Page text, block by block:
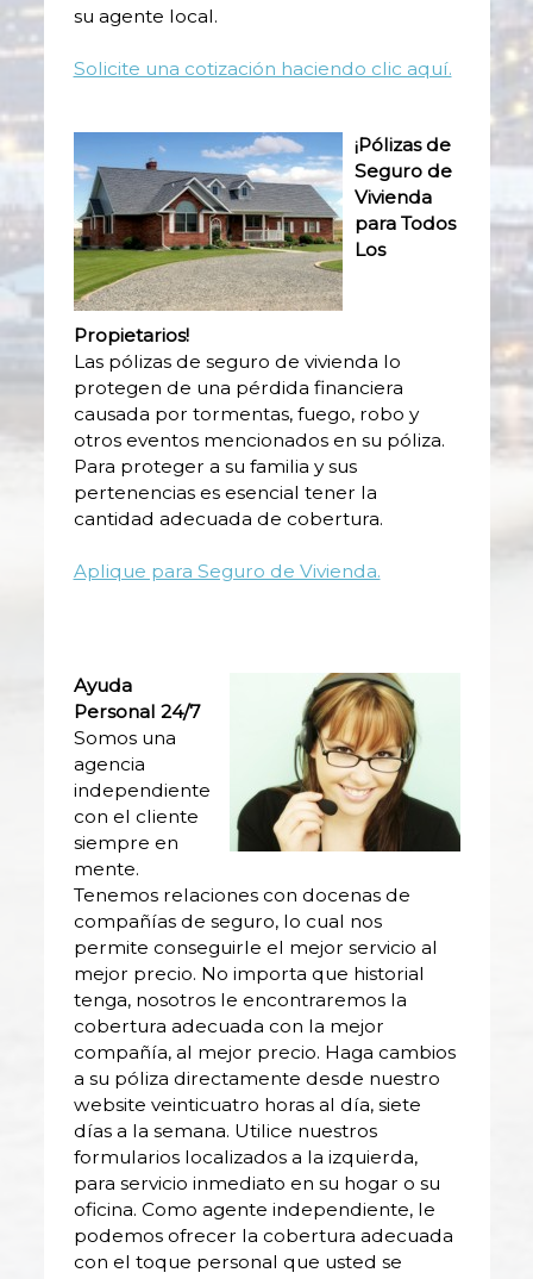
su agente local.
Solicite una cotización haciendo clic aquí.
¡Pólizas de
Seguro de
Vivienda
para Todos
Los
Propietarios!
Las pólizas de seguro de vivienda lo
protegen de una pérdida financiera
causada por tormentas, fuego, robo y
otros eventos mencionados en su póliza.
Para proteger a su familia y sus
pertenencias es esencial tener la
cantidad adecuada de cobertura.
Aplique para Seguro de Vivienda.
Ayuda
Personal 24/7
Somos una
agencia
independiente
con el cliente
siempre en
mente.
Tenemos relaciones con docenas de
compañías de seguro, lo cual nos
permite conseguirle el mejor servicio al
mejor precio. No importa que historial
tenga, nosotros le encontraremos la
cobertura adecuada con la mejor
compañía, al mejor precio. Haga cambios
a su póliza directamente desde nuestro
website veinticuatro horas al día, siete
días a la semana. Utilice nuestros
formularios localizados a la izquierda,
para servicio inmediato en su hogar o su
oficina. Como agente independiente, le
podemos ofrecer la cobertura adecuada
con el toque personal que usted se